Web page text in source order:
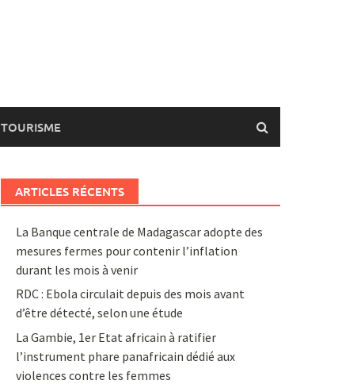
TOURISME
ARTICLES RÉCENTS
La Banque centrale de Madagascar adopte des
mesures fermes pour contenir l’inflation
durant les mois à venir
RDC : Ebola circulait depuis des mois avant
d’être détecté, selon une étude
La Gambie, 1er Etat africain à ratifier
l’instrument phare panafricain dédié aux
violences contre les femmes